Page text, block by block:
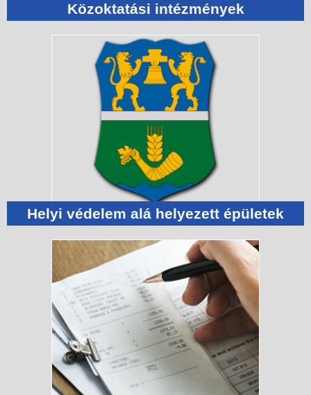
Közoktatási intézmények
Helyi védelem alá helyezett épületek